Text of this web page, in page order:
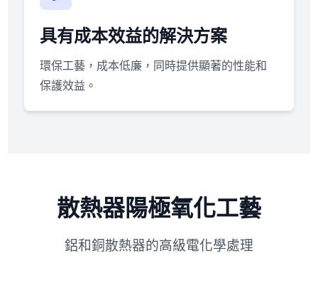
具有成本效益的解決方案
環保工藝，成本低廉，同時提供顯著的性能和
保護效益。
散熱器陽極氧化工藝
鋁和銅散熱器的高級電化學處理